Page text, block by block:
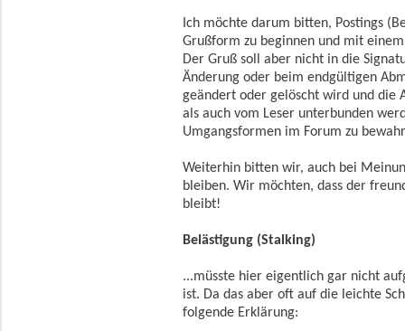
Ich möchte darum bitten, Postings
Grußform zu beginnen und mit
Der Gruß soll aber nicht in die
Änderung oder beim endgültigen
geändert oder gelöscht wird und die
als auch vom Leser unterbunden
Umgangsformen im Forum zu
Weiterhin bitten wir, auch bei
bleiben. Wir möchten, dass der
bleibt!
Belästigung (Stalking)
...müsste hier eigentlich gar nicht
ist. Da das aber oft auf die leichte
folgende Erklärung: